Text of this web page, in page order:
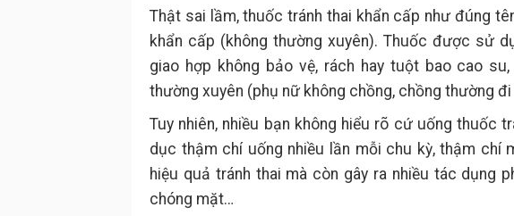
Thật sai lầm, thuốc tránh thai khẩn cấp như đúng
khẩn cấp (không thường xuyên). Thuốc được sử
giao hợp không bảo vệ, rách hay tuột bao cao
thường xuyên (phụ nữ không chồng, chồng thường
Tuy nhiên, nhiều bạn không hiểu rõ cứ uống thuốc
dục thậm chí uống nhiều lần mỗi chu kỳ, thậm chí
hiệu quả tránh thai mà còn gây ra nhiều tác dụng
chóng mặt…